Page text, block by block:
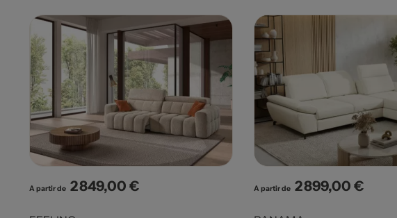
A partir de Prix
2 849,00 € A partir de Prix
2 899,00 €